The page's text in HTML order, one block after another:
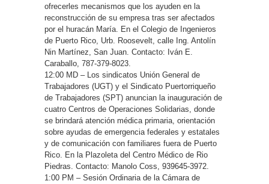
ofrecerles mecanismos que los ayuden en la
reconstrucción de su empresa tras ser afectados
por el huracán María. En el Colegio de Ingenieros
de Puerto Rico, Urb. Roosevelt, calle Ing. Antolín
Nin Martínez, San Juan. Contacto: Iván E.
Caraballo, 787-379-8023.
12:00 MD – Los sindicatos Unión General de
Trabajadores (UGT) y el Sindicato Puertorriqueño
de Trabajadores (SPT) anuncian la inauguración de
cuatro Centros de Operaciones Solidarias, donde
se brindará atención médica primaria, orientación
sobre ayudas de emergencia federales y estatales
y de comunicación con familiares fuera de Puerto
Rico. En la Plazoleta del Centro Médico de Rio
Piedras. Contacto: Manolo Coss, 939645-3972.
1:00 PM – Sesión Ordinaria de la Cámara de